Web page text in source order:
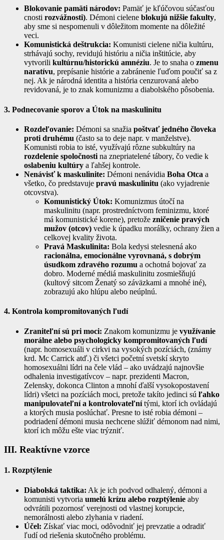
Blokovanie pamäti národov: Pamäť je kľúčovou súčasťou
cnosti rozvážnosti). Démoni cielene blokujú nižšie fakulty,
aby sme si nespomenuli v dôležitom momente na dôležité
veci.
Komunistická deštrukcia: Komunisti cielene ničia kultúru,
strhávajú sochy, revidujú históriu a ničia inštitúcie, aby
vytvorili kultúrnu/historickú amnéziu. Je to snaha o zmenu
naratívu, prepísanie histórie a zabránenie ľuďom poučiť sa z
nej. Ak je národná identita a história cenzurovaná alebo
revidovaná, je to znak komunizmu a diabolského pôsobenia.
3. Podnecovanie sporov a Útok na maskulinitu
Rozdeľovanie: Démoni sa snažia poštvať jedného človeka
proti druhému (často sa to deje napr. v manželstve).
Komunisti robia to isté, využívajú rôzne subkultúry na
rozdelenie spoločnosti na znepriatelené tábory, čo vedie k
oslabeniu kultúry a ľahšej kontrole.
Nenávisť k maskulinite: Démoni nenávidia Boha Otca a
všetko, čo predstavuje pravú maskulinitu (ako vyjadrenie
otcovstva).
Komunistický Útok: Komunizmus útočí na
maskulinitu (napr. prostredníctvom feminizmu, ktoré
má komunistické korene), pretože zničenie pravých
mužov (otcov) vedie k úpadku morálky, ochrany žien a
celkovej kvality života.
Pravá Maskulinita: Bola kedysi stelesnená ako
racionálna, emocionálne vyrovnaná, s dobrým
úsudkom zdravého rozumu a ochotná bojovať za
dobro. Moderné médiá maskulinitu zosmiešňujú
(kultový sitcom Ženatý so záväzkami a mnohé iné),
zobrazujú ako hlúpu alebo neúplnú.
4. Kontrola kompromitovaných ľudí
Zraniteľní sú pri moci: Znakom komunizmu je využívanie
morálne alebo psychologicky kompromitovaných ľudí
(napr. homosexuáli v cirkvi na vysokých pozíciách, (známy
krd. Mc Carrick atď.) či všetci početní svetskí skryto
homosexuálni lídri na čele vlád – ako uvádzajú najnovšie
odhalenia investigatívcov – napr. prezidenti Macron,
Zelensky, dokonca Clinton a mnohí ďalší vysokopostavení
lídri) všetci na pozíciách moci, pretože takíto jedinci sú ľahko
manipulovateľní a kontrolovateľnítými, ktorí ich ovládajú
a ktorých musia poslúchať. Presne to isté robia démoni –
podriadení démoni musia nechcene slúžiť démonom nad nimi,
ktorí ich môžu ešte viac trýzniť.
III. Reaktívne vzorce
1. Rozptýlenie
Diabolská taktika: Ak je ich podvod odhalený, démoni a
komunisti vytvoria umelú krízu alebo rozptýlenie aby
odvrátili pozornosť verejnosti od vlastnej korupcie,
nemorálnosti alebo zlyhania v riadení.
Účel: Získať viac moci, odôvodniť jej prevzatie a odradiť
ľudí od riešenia skutočného problému.